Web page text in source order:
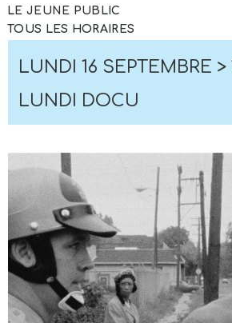
LE JEUNE PUBLIC
TOUS LES HORAIRES
LUNDI 16 SEPTEMBRE >
LUNDI DOCU